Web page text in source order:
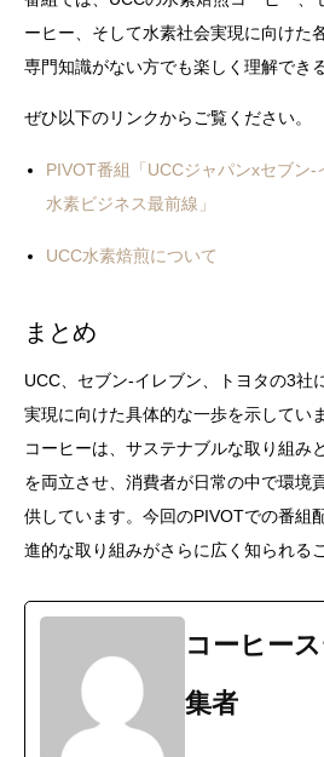
ーヒー、そして水素社会実現に向けた
専門知識がない方でも楽しく理解でき
ぜひ以下のリンクからご覧ください。
PIVOT番組「UCCジャパンxセブン
水素ビジネス最前線」
UCC水素焙煎について
まとめ
UCC、セブン-イレブン、トヨタの3社
実現に向けた具体的な一歩を示してい
コーヒーは、サステナブルな取り組み
を両立させ、消費者が日常の中で環境
供しています。今回のPIVOTでの番組
進的な取り組みがさらに広く知られる
コーヒー
集者